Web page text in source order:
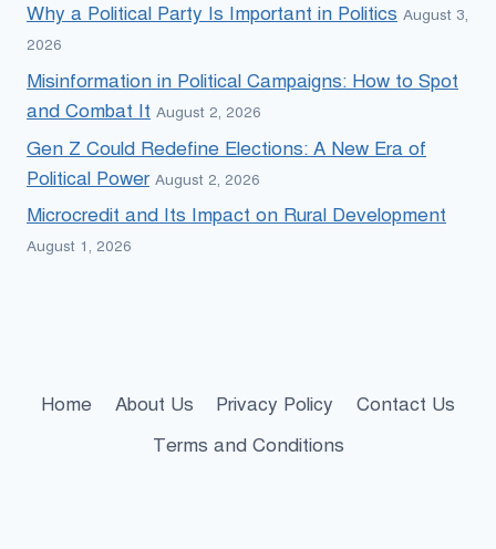
Why a Political Party Is Important in Politics August 3,
2026
Misinformation in Political Campaigns: How to Spot
and Combat It August 2, 2026
Gen Z Could Redefine Elections: A New Era of
Political Power August 2, 2026
Microcredit and Its Impact on Rural Development
August 1, 2026
Home About Us Privacy Policy
Contact Us
Terms and Conditions